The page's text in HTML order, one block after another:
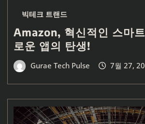
빅테크 트랜드
Amazon, 혁신적인 스마
로운 앱의 탄생!
Gurae Tech Pulse 7월 27,